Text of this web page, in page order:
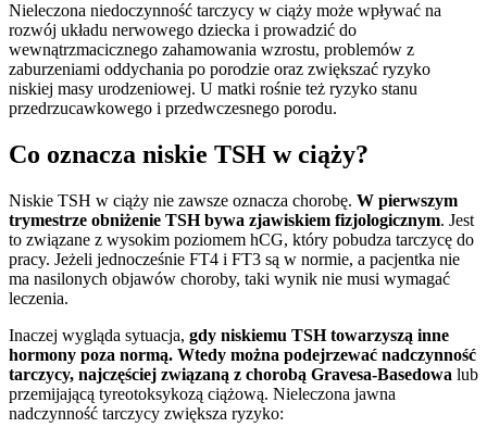
Nieleczona niedoczynność tarczycy w ciąży może wpływać na
rozwój układu nerwowego dziecka i prowadzić do
wewnątrzmacicznego zahamowania wzrostu, problemów z
zaburzeniami oddychania po porodzie oraz zwiększać ryzyko
niskiej masy urodzeniowej. U matki rośnie też ryzyko stanu
przedrzucawkowego i przedwczesnego porodu.
Co oznacza niskie TSH w ciąży?
Niskie TSH w ciąży nie zawsze oznacza chorobę. W pierwszym
trymestrze obniżenie TSH bywa zjawiskiem fizjologicznym. Jest
to związane z wysokim poziomem hCG, który pobudza tarczycę do
pracy. Jeżeli jednocześnie FT4 i FT3 są w normie, a pacjentka nie
ma nasilonych objawów choroby, taki wynik nie musi wymagać
leczenia.
Inaczej wygląda sytuacja, gdy niskiemu TSH towarzyszą inne
hormony poza normą. Wtedy można podejrzewać nadczynność
tarczycy, najczęściej związaną z chorobą Gravesa-Basedowa lub
przemijającą tyreotoksykozą ciążową. Nieleczona jawna
nadczynność tarczycy zwiększa ryzyko: